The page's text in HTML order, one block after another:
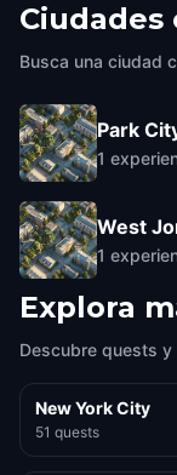
Ciudades
Busca una ciudad
Park
1
West
1
Explora
Descubre quests
New York City
51 quests